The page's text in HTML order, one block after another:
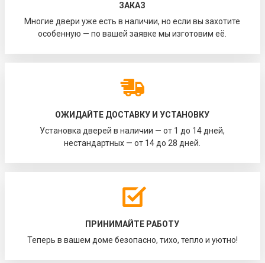
ЗАКАЗ
Многие двери уже есть в наличии, но если вы захотите
особенную — по вашей заявке мы изготовим её.
ОЖИДАЙТЕ ДОСТАВКУ И УСТАНОВКУ
Установка дверей в наличии — от 1 до 14 дней,
нестандартных — от 14 до 28 дней.
ПРИНИМАЙТЕ РАБОТУ
Теперь в вашем доме безопасно, тихо, тепло и уютно!